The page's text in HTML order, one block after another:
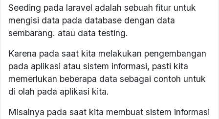
Seeding pada laravel adalah sebuah fitur untuk
mengisi data pada database dengan data
sembarang. atau data testing.
Karena pada saat kita melakukan pengembangan
pada aplikasi atau sistem informasi, pasti kita
memerlukan beberapa data sebagai contoh untuk
di olah pada aplikasi kita.
Misalnya pada saat kita membuat sistem informasi